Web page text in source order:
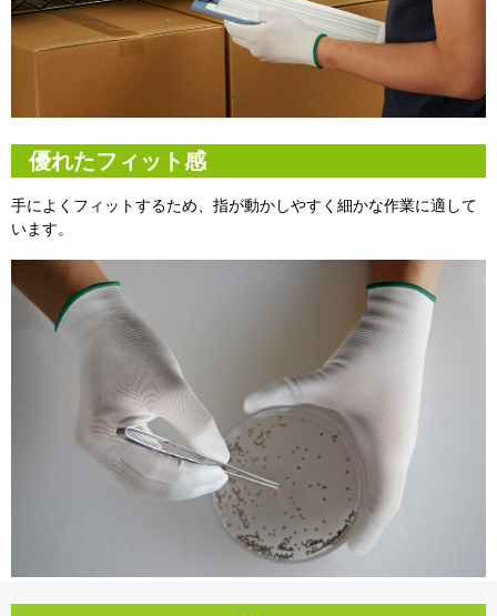
優れたフィット感
手によくフィットするため、指が動かしやすく細かな作業に適して
います。